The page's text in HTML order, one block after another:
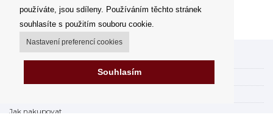
používáte, jsou sdíleny. Používáním těchto stránek
souhlasíte s použitím souboru cookie.
Nastavení preferencí cookies
Souhlasím
Můj účet
Jak nakupovat